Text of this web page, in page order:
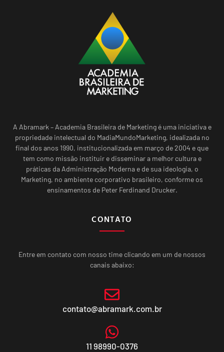
A Abramark – Academia Brasileira de Marketing é uma iniciativa e
propriedade intelectual do MadiaMundoMarketing, idealizada no
final dos anos 1990, institucionalizada em março de 2004 e que
tem como missão instituir e disseminar a melhor cultura e
práticas da Administração Moderna e de sua ideologia, o
Marketing, no ambiente corporativo brasileiro, conforme os
ensinamentos de Peter Ferdinand Drucker.
CONTATO
Entre em contato com nosso time clicando em um de nossos
canais abaixo:
contato@abramark.com.br
11 98990-0376